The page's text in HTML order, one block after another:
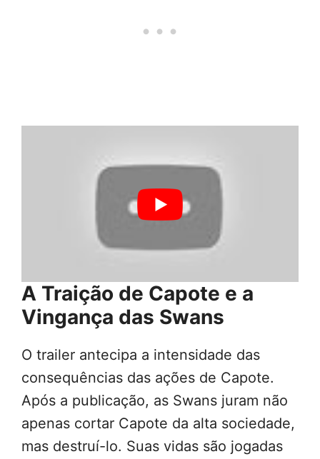
A Traição de Capote e a
Vingança das Swans
O trailer antecipa a intensidade das
consequências das ações de Capote.
Após a publicação, as Swans juram não
apenas cortar Capote da alta sociedade,
mas destruí-lo. Suas vidas são jogadas